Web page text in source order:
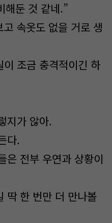
해둔 것 같네.”
속옷도 없을 거로 생
조금 충격적이긴 하
지가 않아.
다.
은 전부 우연과 상황이
딱 한 번만 더 만나볼